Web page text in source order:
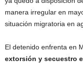
manera irregular en
situación migratoria en
El detenido enfrenta en
extorsión y secuestro